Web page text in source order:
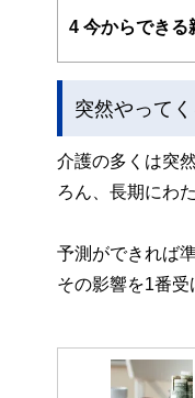
4 今からできる
突然やって
介護の多くは突
ろん、長期にわ
予測ができれば
その影響を1番受